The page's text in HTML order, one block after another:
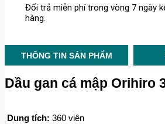
THÔNG TIN SẢN PHẨM
Đổi trả miễn phí trong vòng 7 ngày
hàng.
Dầu gan cá mập Orihiro
Dung tích: 360 viên